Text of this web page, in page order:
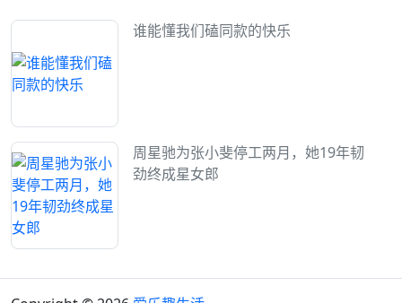
谁能懂我们磕同款的快乐
周星驰为张小斐停工两月，她19年韧
劲终成星女郎